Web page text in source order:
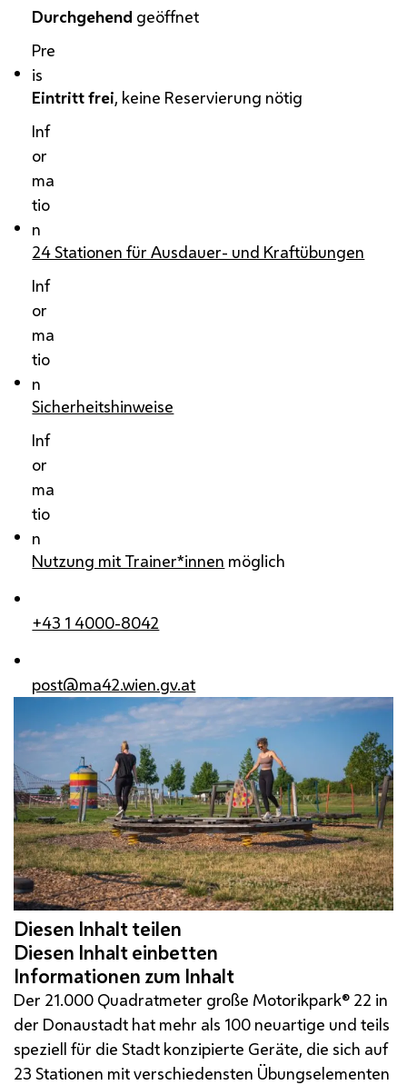
Durchgehend geöffnet
Pre
is
Eintritt frei, keine Reservierung nötig
Inf
or
ma
tio
n
24 Stationen für Ausdauer- und Kraftübungen
Inf
or
ma
tio
n
Sicherheitshinweise
Inf
or
ma
tio
n
Nutzung mit Trainer*innen möglich
+43 1 4000-8042
post@ma42.wien.gv.at
Der 21.000 Quadratmeter große Motorikpark® 22 in
der Donaustadt hat mehr als 100 neuartige und teils
speziell für die Stadt konzipierte Geräte, die sich auf
23 Stationen mit verschiedensten Übungselementen